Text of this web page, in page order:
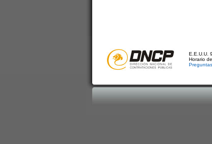
E.E.U.U.
Horario